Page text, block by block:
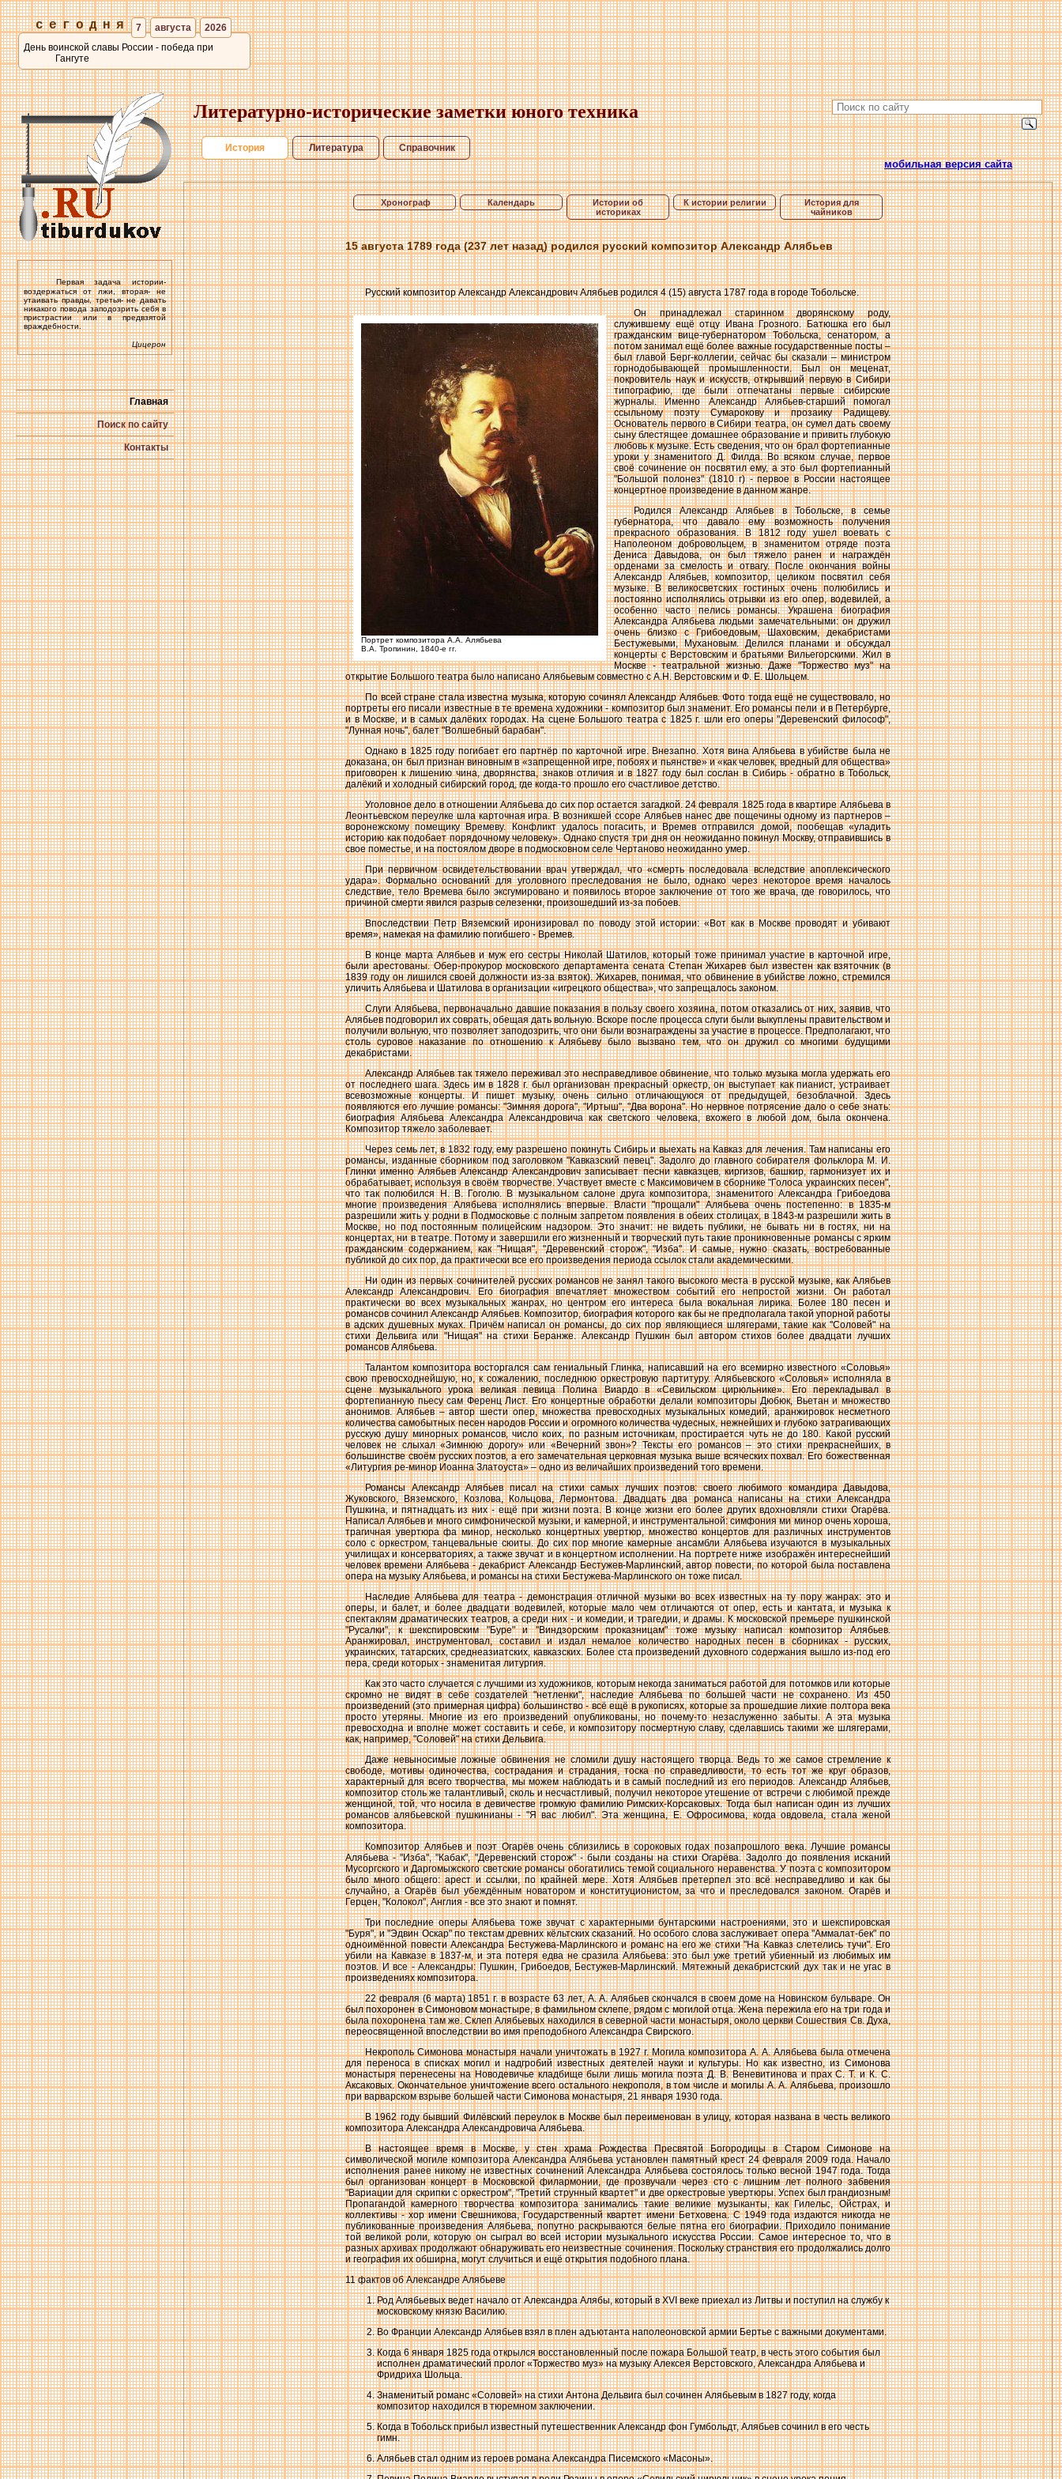
сегодня 7 августа
2026
День воинской славы России - победа при
Гангуте
Первая задача истории-
воздержаться от лжи, вторая- не
утаивать правды, третья- не давать
никакого повода заподозрить себя в
пристрастии или в предвзятой
враждебности.
Цицерон
Главная
Поиск по сайту
Контакты
Литературно-исторические заметки юного техника
История Литература Справочник
мобильная версия сайта
Хронограф Календарь
Истории об
историках
К истории религии
История для
чайников
15 августа 1789 года (237 лет назад) родился русский композитор Александр Алябьев
Русский композитор Александр Александрович Алябьев родился 4 (15) августа 1787 года в городе Тобольске.
Портрет композитора А.А. Алябьева
В.А. Тропинин, 1840-е гг.
Он принадлежал старинном дворянскому роду,
служившему ещё отцу Ивана Грозного. Батюшка его был
гражданским вице-губернатором Тобольска, сенатором, а
потом занимал ещё более важные государственные посты –
был главой Берг-коллегии, сейчас бы сказали – министром
горнодобывающей промышленности. Был он меценат,
покровитель наук и искусств, открывший первую в Сибири
типографию, где были отпечатаны первые сибирские
журналы. Именно Александр Алябьев-старший помогал
ссыльному поэту Сумарокову и прозаику Радищеву.
Основатель первого в Сибири театра, он сумел дать своему
сыну блестящее домашнее образование и привить глубокую
любовь к музыке. Есть сведения, что он брал фортепианные
уроки у знаменитого Д. Филда. Во всяком случае, первое
своё сочинение он посвятил ему, а это был фортепианный
"Большой полонез" (1810 г) - первое в России настоящее
концертное произведение в данном жанре.
Родился Александр Алябьев в Тобольске, в семье
губернатора, что давало ему возможность получения
прекрасного образования. В 1812 году ушел воевать с
Наполеоном добровольцем, в знаменитом отряде поэта
Дениса Давыдова, он был тяжело ранен и награждён
орденами за смелость и отвагу. После окончания войны
Александр Алябьев, композитор, целиком посвятил себя
музыке. В великосветских гостиных очень полюбились и
постоянно исполнялись отрывки из его опер, водевилей, а
особенно часто пелись романсы. Украшена биография
Александра Алябьева людьми замечательными: он дружил
очень близко с Грибоедовым, Шаховским, декабристами
Бестужевыми, Мухановым. Делился планами и обсуждал
концерты с Верстовским и братьями Вильегорскими. Жил в
Москве - театральной жизнью. Даже "Торжество муз" на
открытие Большого театра было написано Алябьевым совместно с А.Н. Верстовским и Ф. Е. Шольцем.
По всей стране стала известна музыка, которую сочинял Александр Алябьев. Фото тогда ещё не существовало, но
портреты его писали известные в те времена художники - композитор был знаменит. Его романсы пели и в Петербурге,
и в Москве, и в самых далёких городах. На сцене Большого театра с 1825 г. шли его оперы "Деревенский философ",
"Лунная ночь", балет "Волшебный барабан".
Однако в 1825 году погибает его партнёр по карточной игре. Внезапно. Хотя вина Алябьева в убийстве была не
доказана, он был признан виновным в «запрещенной игре, побоях и пьянстве» и «как человек, вредный для общества»
приговорен к лишению чина, дворянства, знаков отличия и в 1827 году был сослан в Сибирь - обратно в Тобольск,
далёкий и холодный сибирский город, где когда-то прошло его счастливое детство.
Уголовное дело в отношении Алябьева до сих пор остается загадкой. 24 февраля 1825 года в квартире Алябьева в
Леонтьевском переулке шла карточная игра. В возникшей ссоре Алябьев нанес две пощечины одному из партнеров –
воронежскому помещику Времеву. Конфликт удалось погасить, и Времев отправился домой, пообещав «уладить
историю как подобает порядочному человеку». Однако спустя три дня он неожиданно покинул Москву, отправившись в
свое поместье, и на постоялом дворе в подмосковном селе Чертаново неожиданно умер.
При первичном освидетельствовании врач утверждал, что «смерть последовала вследствие апоплексического
удара». Формально оснований для уголовного преследования не было, однако через некоторое время началось
следствие, тело Времева было эксгумировано и появилось второе заключение от того же врача, где говорилось, что
причиной смерти явился разрыв селезенки, произошедший из-за побоев.
Впоследствии Петр Вяземский иронизировал по поводу этой истории: «Вот как в Москве проводят и убивают
время», намекая на фамилию погибшего - Времев.
В конце марта Алябьев и муж его сестры Николай Шатилов, который тоже принимал участие в карточной игре,
были арестованы. Обер-прокурор московского департамента сената Степан Жихарев был известен как взяточник (в
1839 году он лишился своей должности из-за взяток). Жихарев, понимая, что обвинение в убийстве ложно, стремился
уличить Алябьева и Шатилова в организации «игрецкого общества», что запрещалось законом.
Слуги Алябьева, первоначально давшие показания в пользу своего хозяина, потом отказались от них, заявив, что
Алябьев подговорил их соврать, обещая дать вольную. Вскоре после процесса слуги были выкуплены правительством и
получили вольную, что позволяет заподозрить, что они были вознаграждены за участие в процессе. Предполагают, что
столь суровое наказание по отношению к Алябьеву было вызвано тем, что он дружил со многими будущими
декабристами.
Александр Алябьев так тяжело переживал это несправедливое обвинение, что только музыка могла удержать его
от последнего шага. Здесь им в 1828 г. был организован прекрасный оркестр, он выступает как пианист, устраивает
всевозможные концерты. И пишет музыку, очень сильно отличающуюся от предыдущей, безоблачной. Здесь
появляются его лучшие романсы: "Зимняя дорога", "Иртыш", "Два ворона". Но нервное потрясение дало о себе знать:
биография Алябьева Александра Александровича как светского человека, вхожего в любой дом, была окончена.
Композитор тяжело заболевает.
Через семь лет, в 1832 году, ему разрешено покинуть Сибирь и выехать на Кавказ для лечения. Там написаны его
романсы, изданные сборником под заголовком "Кавказский певец". Задолго до главного собирателя фольклора М. И.
Глинки именно Алябьев Александр Александрович записывает песни кавказцев, киргизов, башкир, гармонизует их и
обрабатывает, используя в своём творчестве. Участвует вместе с Максимовичем в сборнике "Голоса украинских песен",
что так полюбился Н. В. Гоголю. В музыкальном салоне друга композитора, знаменитого Александра Грибоедова
многие произведения Алябьева исполнялись впервые. Власти "прощали" Алябьева очень постепенно: в 1835-м
разрешили жить у родни в Подмосковье с полным запретом появления в обеих столицах, в 1843-м разрешили жить в
Москве, но под постоянным полицейским надзором. Это значит: не видеть публики, не бывать ни в гостях, ни на
концертах, ни в театре. Потому и завершили его жизненный и творческий путь такие проникновенные романсы с ярким
гражданским содержанием, как "Нищая", "Деревенский сторож", "Изба". И самые, нужно сказать, востребованные
публикой до сих пор, да практически все его произведения периода ссылок стали академическими.
Ни один из первых сочинителей русских романсов не занял такого высокого места в русской музыке, как Алябьев
Александр Александрович. Его биография впечатляет множеством событий его непростой жизни. Он работал
практически во всех музыкальных жанрах, но центром его интереса была вокальная лирика. Более 180 песен и
романсов сочинил Александр Алябьев. Композитор, биография которого как бы не предполагала такой упорной работы
в адских душевных муках. Причём написал он романсы, до сих пор являющиеся шлягерами, такие как "Соловей" на
стихи Дельвига или "Нищая" на стихи Беранже. Александр Пушкин был автором стихов более двадцати лучших
романсов Алябьева.
Талантом композитора восторгался сам гениальный Глинка, написавший на его всемирно известного «Соловья»
свою превосходнейшую, но, к сожалению, последнюю оркестровую партитуру. Алябьевского «Соловья» исполняла в
сцене музыкального урока великая певица Полина Виардо в «Севильском цирюльнике». Его перекладывал в
фортепианную пьесу сам Ференц Лист. Его концертные обработки делали композиторы Дюбюк, Вьетан и множество
анонимов. Алябьев – автор шести опер, множества превосходных музыкальных комедий, аранжировок несметного
количества самобытных песен народов России и огромного количества чудесных, нежнейших и глубоко затрагивающих
русскую душу минорных романсов, число коих, по разным источникам, простирается чуть не до 180. Какой русский
человек не слыхал «Зимнюю дорогу» или «Вечерний звон»? Тексты его романсов – это стихи прекраснейших, в
большинстве своём русских поэтов, а его замечательная церковная музыка выше всяческих похвал. Его божественная
«Литургия ре-минор Иоанна Златоуста» – одно из величайших произведений того времени.
Романсы Александр Алябьев писал на стихи самых лучших поэтов: своего любимого командира Давыдова,
Жуковского, Вяземского, Козлова, Кольцова, Лермонтова. Двадцать два романса написаны на стихи Александра
Пушкина, и пятнадцать из них - ещё при жизни поэта. В конце жизни его более других вдохновляли стихи Огарёва.
Написал Алябьев и много симфонической музыки, и камерной, и инструментальной: симфония ми минор очень хороша,
трагичная увертюра фа минор, несколько концертных увертюр, множество концертов для различных инструментов
соло с оркестром, танцевальные сюиты. До сих пор многие камерные ансамбли Алябьева изучаются в музыкальных
училищах и консерваториях, а также звучат и в концертном исполнении. На портрете ниже изображён интереснейший
человек времени Алябьева - декабрист Александр Бестужев-Марлинский, автор повести, по которой была поставлена
опера на музыку Алябьева, и романсы на стихи Бестужева-Марлинского он тоже писал.
Наследие Алябьева для театра - демонстрация отличной музыки во всех известных на ту пору жанрах: это и
оперы, и балет, и более двадцати водевилей, которые мало чем отличаются от опер, есть и кантата, и музыка к
спектаклям драматических театров, а среди них - и комедии, и трагедии, и драмы. К московской премьере пушкинской
"Русалки", к шекспировским "Буре" и "Виндзорским проказницам" тоже музыку написал композитор Алябьев.
Аранжировал, инструментовал, составил и издал немалое количество народных песен в сборниках - русских,
украинских, татарских, среднеазиатских, кавказских. Более ста произведений духовного содержания вышло из-под его
пера, среди которых - знаменитая литургия.
Как это часто случается с лучшими из художников, которым некогда заниматься работой для потомков или которые
скромно не видят в себе создателей "нетленки", наследие Алябьева по большей части не сохранено. Из 450
произведений (это примерная цифра) большинство - всё ещё в рукописях, которые за прошедшие лихие полтора века
просто утеряны. Многие из его произведений опубликованы, но почему-то незаслуженно забыты. А эта музыка
превосходна и вполне может составить и себе, и композитору посмертную славу, сделавшись такими же шлягерами,
как, например, "Соловей" на стихи Дельвига.
Даже невыносимые ложные обвинения не сломили душу настоящего творца. Ведь то же самое стремление к
свободе, мотивы одиночества, сострадания и страдания, тоска по справедливости, то есть тот же круг образов,
характерный для всего творчества, мы можем наблюдать и в самый последний из его периодов. Александр Алябьев,
композитор столь же талантливый, сколь и несчастливый, получил некоторое утешение от встречи с любимой прежде
женщиной, той, что носила в девичестве громкую фамилию Римских-Корсаковых. Тогда был написан один из лучших
романсов алябьевской пушкинианы - "Я вас любил". Эта женщина, Е. Офросимова, когда овдовела, стала женой
композитора.
Композитор Алябьев и поэт Огарёв очень сблизились в сороковых годах позапрошлого века. Лучшие романсы
Алябьева - "Изба", "Кабак", "Деревенский сторож" - были созданы на стихи Огарёва. Задолго до появления исканий
Мусоргского и Даргомыжского светские романсы обогатились темой социального неравенства. У поэта с композитором
было много общего: арест и ссылки, по крайней мере. Хотя Алябьев претерпел это всё несправедливо и как бы
случайно, а Огарёв был убеждённым новатором и конституционистом, за что и преследовался законом. Огарёв и
Герцен, "Колокол", Англия - все это знают и помнят.
Три последние оперы Алябьева тоже звучат с характерными бунтарскими настроениями, это и шекспировская
"Буря", и "Эдвин Оскар" по текстам древних кёльтских сказаний. Но особого слова заслуживает опера "Аммалат-бек" по
одноимённой повести Александра Бестужева-Марлинского и романс на его же стихи "На Кавказ слетелись тучи". Его
убили на Кавказе в 1837-м, и эта потеря едва не сразила Алябьева: это был уже третий убиенный из любимых им
поэтов. И все - Александры: Пушкин, Грибоедов, Бестужев-Марлинский. Мятежный декабристский дух так и не угас в
произведениях композитора.
22 февраля (6 марта) 1851 г. в возрасте 63 лет, А. А. Алябьев скончался в своем доме на Новинском бульваре. Он
был похоронен в Симоновом монастыре, в фамильном склепе, рядом с могилой отца. Жена пережила его на три года и
была похоронена там же. Склеп Алябьевых находился в северной части монастыря, около церкви Сошествия Св. Духа,
переосвященной впоследствии во имя преподобного Александра Свирского.
Некрополь Симонова монастыря начали уничтожать в 1927 г. Могила композитора А. А. Алябьева была отмечена
для переноса в списках могил и надгробий известных деятелей науки и культуры. Но как известно, из Симонова
монастыря перенесены на Новодевичье кладбище были лишь могила поэта Д. В. Веневитинова и прах С. Т. и К. С.
Аксаковых. Окончательное уничтожение всего остального некрополя, в том числе и могилы А. А. Алябьева, произошло
при варварском взрыве большей части Симонова монастыря, 21 января 1930 года.
В 1962 году бывший Филёвский переулок в Москве был переименован в улицу, которая названа в честь великого
композитора Александра Александровича Алябьева.
В настоящее время в Москве, у стен храма Рождества Пресвятой Богородицы в Старом Симонове на
символической могиле композитора Александра Алябьева установлен памятный крест 24 февраля 2009 года. Начало
исполнения ранее никому не известных сочинений Александра Алябьева состоялось только весной 1947 года. Тогда
был организован концерт в Московской филармонии, где прозвучали через сто с лишним лет полного забвения
"Вариации для скрипки с оркестром", "Третий струнный квартет" и две оркестровые увертюры. Успех был грандиозным!
Пропагандой камерного творчества композитора занимались такие великие музыканты, как Гилельс, Ойстрах, и
коллективы - хор имени Свешникова, Государственный квартет имени Бетховена. С 1949 года издаются никогда не
публикованные произведения Алябьева, попутно раскрываются белые пятна его биографии. Приходило понимание
той великой роли, которую он сыграл во всей истории музыкального искусства России. Самое интересное то, что в
разных архивах продолжают обнаруживать его неизвестные сочинения. Поскольку странствия его продолжались долго
и география их обширна, могут случиться и ещё открытия подобного плана.
11 фактов об Александре Алябьеве
Род Алябьевых ведет начало от Александра Алябы, который в XVI веке приехал из Литвы и поступил на службу к
московскому князю Василию.
Во Франции Александр Алябьев взял в плен адъютанта наполеоновской армии Бертье с важными документами.
Когда 6 января 1825 года открылся восстановленный после пожара Большой театр, в честь этого события был
исполнен драматический пролог «Торжество муз» на музыку Алексея Верстовского, Александра Алябьева и
Фридриха Шольца.
Знаменитый романс «Соловей» на стихи Антона Дельвига был сочинен Алябьевым в 1827 году, когда
композитор находился в тюремном заключении.
Когда в Тобольск прибыл известный путешественник Александр фон Гумбольдт, Алябьев сочинил в его честь
гимн.
Алябьев стал одним из героев романа Александра Писемского «Масоны».